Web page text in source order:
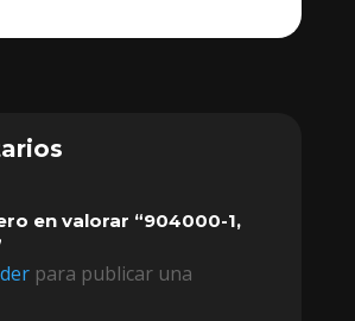
en valorar “904000-1,
para publicar una